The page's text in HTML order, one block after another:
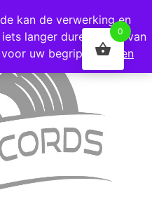
verzonden!
kan de verwerking en
langer duren dan u van
uw begrip!
Negeren
0